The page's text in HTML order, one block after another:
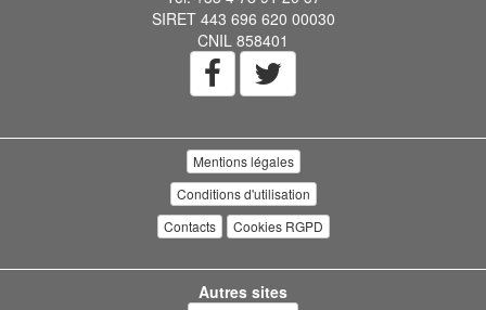
SIRET 443 696 620 00030
CNIL 858401
Mentions légales
Conditions d'utilisation
Contacts
Cookies RGPD
Autres sites